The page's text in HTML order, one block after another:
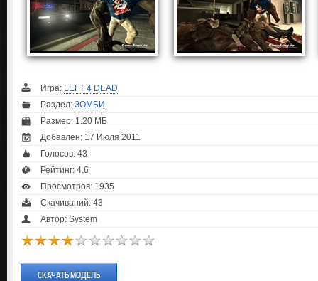
Игра: LEFT 4 DEAD
Раздел: ЗОМБИ
Размер: 1.20 МБ
Добавлен: 17 Июля 2011
Голосов: 43
Рейтинг: 4.6
Просмотров: 1935
Скачиваний: 43
Автор: System
СКАЧАТЬ МОДЕЛЬ